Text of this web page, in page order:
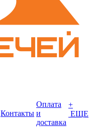
Контакты
Оплата
и
доставка
+
ЕЩЕ